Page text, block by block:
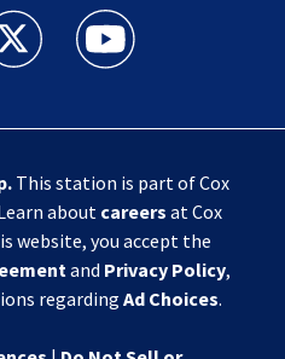
facebook feed(Opens a new
News Jax twitter
Action News Jax
.This station is part of Cox
about careers at Cox
website, you accept the
and Privacy Policy,
regarding Ad Choices.